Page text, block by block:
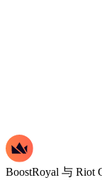
BoostRoyal 与 Riot